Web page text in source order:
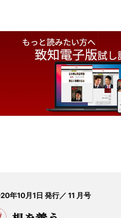
年10月1日 発行／ 11 月号